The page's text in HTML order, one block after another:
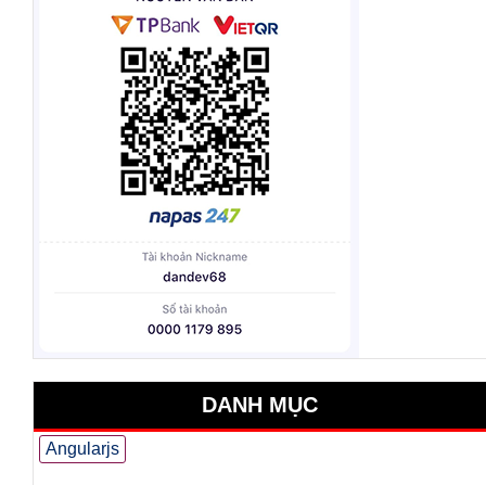
DANH MỤC
Angularjs